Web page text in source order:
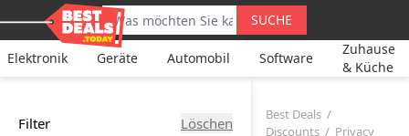
SUCHE
Elektronik Geräte Automobil Software
Zuhause
& Küche
Filter
Löschen
Best Deals
Discounts
Privacy